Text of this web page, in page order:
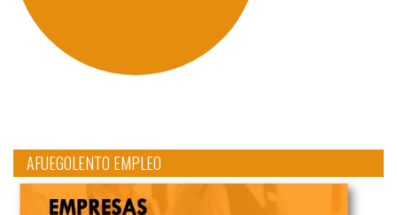
AFUEGOLENTO EMPLEO